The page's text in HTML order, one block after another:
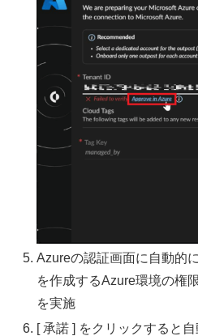
Azureの認証画面に自動的
を作成するAzure環境の権
を実施
[ 承諾 ] をクリックすると